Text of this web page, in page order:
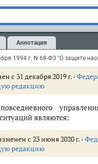
от чрезвычайных
ситуаций
системы предупреждения
Аннотация
им организаций.
органами
ситуаций являются
от
и ликвидации
с 31 декабря 2019 г. -
редакцию
являются:
с 23 июня 2020 г. -
редакцию